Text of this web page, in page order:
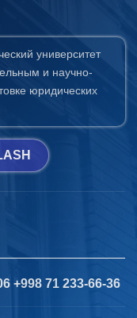
университет
и научно-
юридических
+998 71 233-66-36